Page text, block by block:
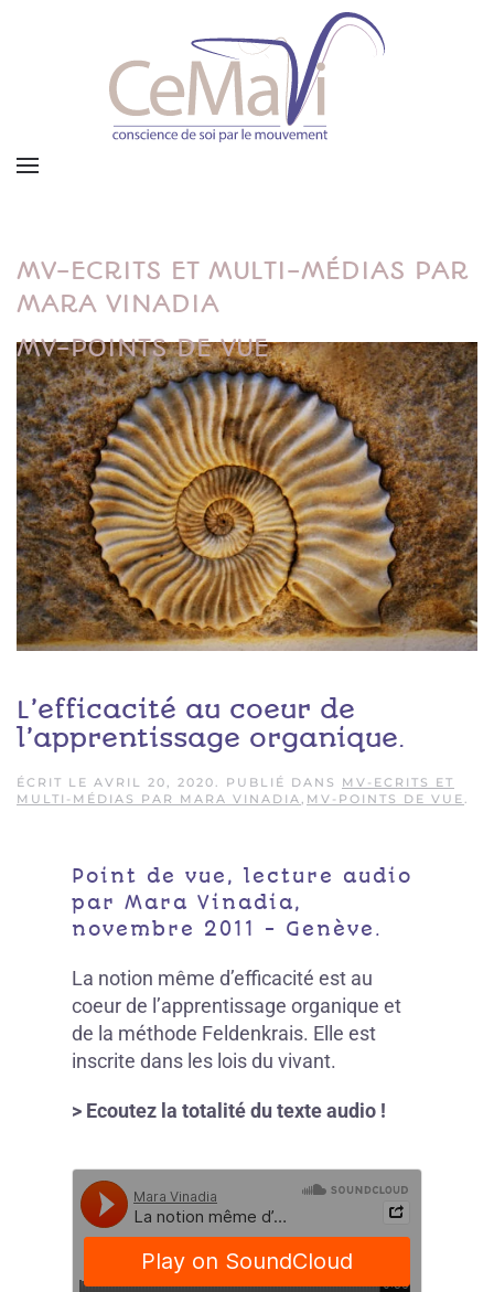
MV-ECRITS ET MULTI-MÉDIAS PAR
MARA VINADIA
MV-POINTS DE VUE
L’efficacité au coeur de
l’apprentissage organique.
ÉCRIT LE AVRIL 20, 2020. PUBLIÉ DANS MV-ECRITS ET
MULTI-MÉDIAS PAR MARA VINADIA, MV-POINTS DE VUE.
Point de vue, lecture audio
par Mara Vinadia,
novembre 2011 - Genève.
La notion même d’efficacité est au
coeur de l’apprentissage organique et
de la méthode Feldenkrais. Elle est
inscrite dans les lois du vivant.
> Ecoutez la totalité du texte audio !